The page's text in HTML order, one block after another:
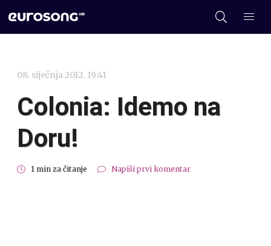
08. siječnja 2012. 19:41
Colonia: Idemo na
Doru!
1 min za čitanje Napiši prvi komentar